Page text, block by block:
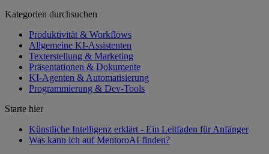
Kategorien durchsuchen
Produktivität & Workflows
Allgemeine KI-Assistenten
Texterstellung & Marketing
Präsentationen & Dokumente
KI-Agenten & Automatisierung
Programmierung & Dev-Tools
Starte hier
Künstliche Intelligenz erklärt - Ein Leitfaden für Anfänger
Was kann ich auf MentoroAI finden?